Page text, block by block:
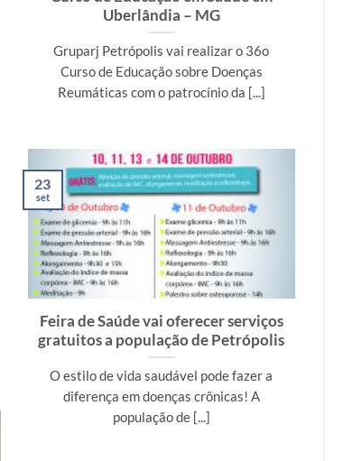
Uberlândia – MG
Gruparj Petrópolis vai realizar o 36o
Curso de Educação sobre Doenças
Reumáticas com o patrocínio da [...]
Feira de Saúde vai oferecer serviços
gratuitos a população de Petrópolis
O estilo de vida saudável pode fazer a
diferença em doenças crônicas! A
população de [...]
23
set